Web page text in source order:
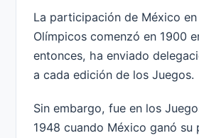
La participación de México
Olímpicos comenzó en 1900
entonces, ha enviado
a cada edición de los Juegos.
Sin embargo, fue en los
1948 cuando México ganó su